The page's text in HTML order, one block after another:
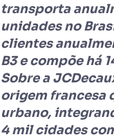
transporta
unidades no
clientes
B3 e compõe há
Sobre a
origem francesa
urbano,
4 mil cidades